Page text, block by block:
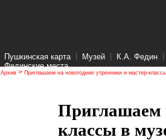
Пушкинская карта Музей К.А. Федин
Фединские места
Архив > Приглашаем на новогодние утренники и мастер-
Приглашаем
классы в